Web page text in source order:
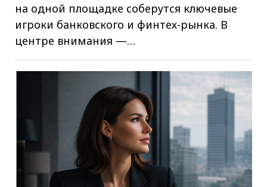
на одной площадке соберутся ключевые
игроки банковского и финтех-рынка. В
центре внимания —…